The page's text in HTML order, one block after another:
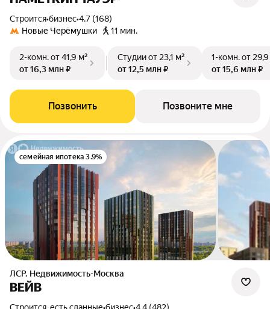
Строится•бизнес•4.7 (168)
Новые Черёмушки
11 мин.
2-комн.от 41,9 м²
от 16,3 млн ₽
Студииот 23,1 м²
от 12,5 млн ₽
1-комн.от
от 15,6 млн ₽
Позвонить Позвоните мне
семейная ипотека 3.9%
ЛСР. Недвижимость-Москва
ВЕЙВ